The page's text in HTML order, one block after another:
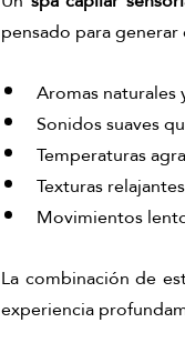
pensado para
Aromas
Sonidos suaves
Temperaturas
Texturas
Movimientos
La combinación de
experiencia